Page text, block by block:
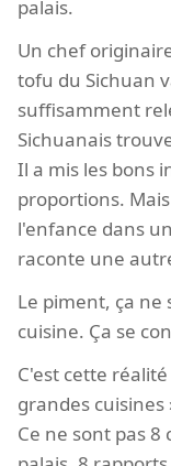
palais.
Un chef
tofu du Sichuan
suffisamment
Sichuanais
Il a mis les bons
proportions.
l'enfance dans
raconte une
Le piment, ça ne
cuisine. Ça se
C'est cette
grandes
Ce ne sont pas